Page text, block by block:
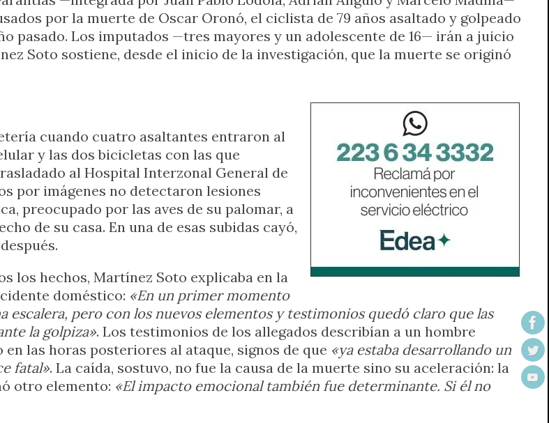
por la muerte de Oscar Oronó, el ciclista de 79 años asaltado y golpeado
pasado. Los imputados —tres mayores y un adolescente de 16— irán a juicio
Soto sostiene, desde el inicio de la investigación, que la muerte se originó
cuando cuatro asaltantes entraron al
y las dos bicicletas con las que
al Hospital Interzonal General de
por imágenes no detectaron lesiones
preocupado por las aves de su palomar, a
de su casa. En una de esas subidas cayó,
los hechos, Martínez Soto explicaba en la
doméstico: «En un primer momento
escalera, pero con los nuevos elementos y testimonios quedó claro que las
la golpiza». Los testimonios de los allegados describían a un hombre
las horas posteriores al ataque, signos de que «ya estaba desarrollando un
fatal». La caída, sostuvo, no fue la causa de la muerte sino su aceleración: la
otro elemento: «El impacto emocional también fue determinante. Si él no